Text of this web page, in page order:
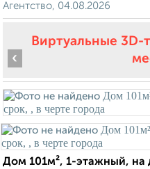
Агентство, 04.08.2026
Виртуальные
‹
Дом 101м², 1-этажный, на